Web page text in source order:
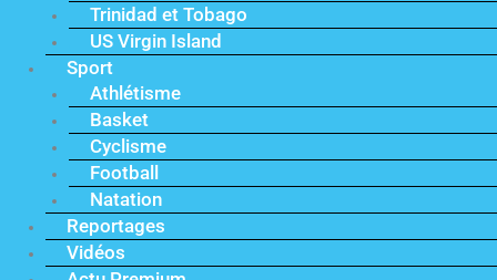
Trinidad et Tobago
US Virgin Island
Sport
Athlétisme
Basket
Cyclisme
Football
Natation
Reportages
Vidéos